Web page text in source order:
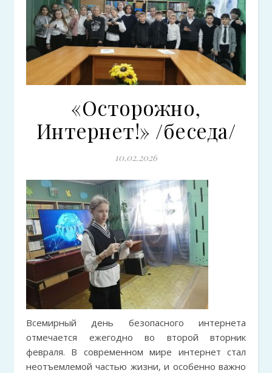
«Осторожно,
Интернет!» /беседа/
10.02.2026
Всемирный день безопасного интернета
отмечается ежегодно во второй вторник
февраля. В современном мире интернет стал
неотъемлемой частью жизни, и особенно важно